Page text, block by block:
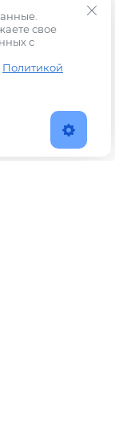
свое
с
Политикой